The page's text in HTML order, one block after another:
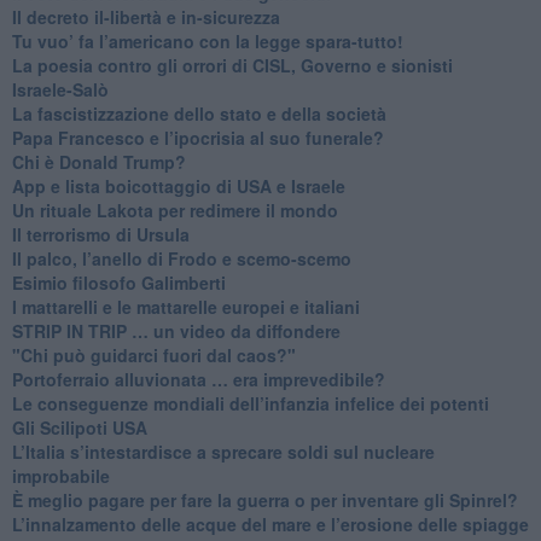
Il decreto il-libertà e in-sicurezza
Tu vuo’ fa l’americano con la legge spara-tutto!
La poesia contro gli orrori di CISL, Governo e sionisti
Israele-Salò
​La fascistizzazione dello stato e della società
Papa Francesco e l’ipocrisia al suo funerale?
​Chi è Donald Trump?
App e lista boicottaggio di USA e Israele
​Un rituale Lakota per redimere il mondo
Il terrorismo di Ursula
​Il palco, l’anello di Frodo e scemo-scemo
Esimio filosofo Galimberti
​I mattarelli e le mattarelle europei e italiani
​STRIP IN TRIP … un video da diffondere
"Chi può guidarci fuori dal caos?"
​Portoferraio alluvionata … era imprevedibile?
Le conseguenze mondiali dell’infanzia infelice dei potenti
​Gli Scilipoti USA
L’Italia s’intestardisce a sprecare soldi sul nucleare
improbabile
È meglio pagare per fare la guerra o per inventare gli Spinrel?
​L’innalzamento delle acque del mare e l’erosione delle spiagge